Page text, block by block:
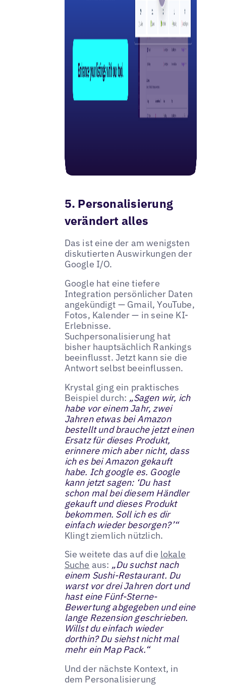
5. Personalisierung
verändert alles
Das ist eine der am wenigsten
diskutierten Auswirkungen der
Google I/O.
Google hat eine tiefere
Integration persönlicher Daten
angekündigt — Gmail, YouTube,
Fotos, Kalender — in seine KI-
Erlebnisse.
Suchpersonalisierung hat
bisher hauptsächlich Rankings
beeinflusst. Jetzt kann sie die
Antwort selbst beeinflussen.
Krystal ging ein praktisches
Beispiel durch: „Sagen wir, ich
habe vor einem Jahr, zwei
Jahren etwas bei Amazon
bestellt und brauche jetzt einen
Ersatz für dieses Produkt,
erinnere mich aber nicht, dass
ich es bei Amazon gekauft
habe. Ich google es. Google
kann jetzt sagen: ‘Du hast
schon mal bei diesem Händler
gekauft und dieses Produkt
bekommen. Soll ich es dir
einfach wieder besorgen?’“
Klingt ziemlich nützlich.
Sie weitete das auf die lokale
Suche aus: „Du suchst nach
einem Sushi-Restaurant. Du
warst vor drei Jahren dort und
hast eine Fünf-Sterne-
Bewertung abgegeben und eine
lange Rezension geschrieben.
Willst du einfach wieder
dorthin? Du siehst nicht mal
mehr ein Map Pack.“
Und der nächste Kontext, in
dem Personalisierung